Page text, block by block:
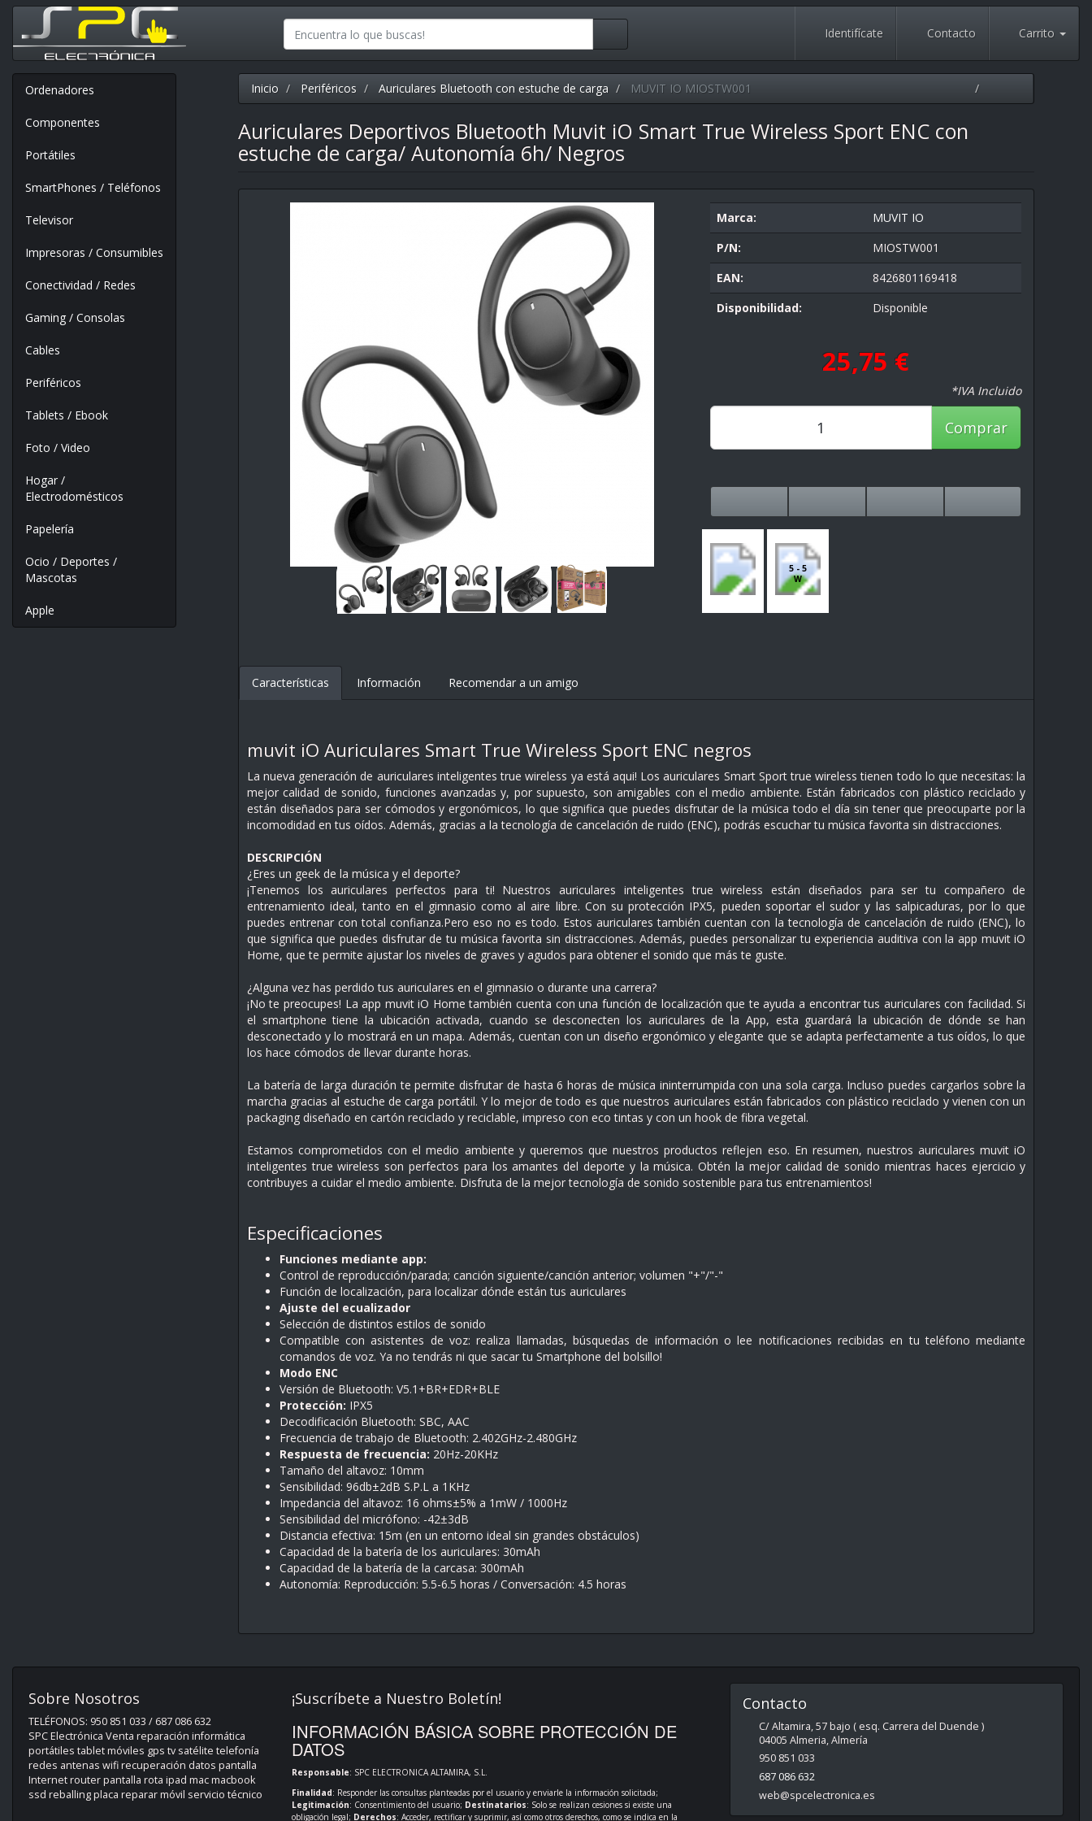
Identifícate Contacto Carrito
Ordenadores
Componentes
Portátiles
SmartPhones / Teléfonos
Televisor
Impresoras / Consumibles
Conectividad / Redes
Gaming / Consolas
Cables
Periféricos
Tablets / Ebook
Foto / Video
Hogar /
Electrodomésticos
Papelería
Ocio / Deportes /
Mascotas
Apple
Inicio Periféricos Auriculares Bluetooth con estuche de carga MUVIT IO MIOSTW001
Auriculares Deportivos Bluetooth Muvit iO Smart True Wireless Sport ENC con
estuche de carga/ Autonomía 6h/ Negros
Marca:
MUVIT IO
P/N:
MIOSTW001
EAN:
8426801169418
Disponibilidad:
Disponible
25,75 €
*IVA Incluido
Comprar
5 - 5
W
Características Información Recomendar a un amigo
muvit iO Auriculares Smart True Wireless Sport ENC negros
La nueva generación de auriculares inteligentes true wireless ya está aqui! Los auriculares Smart Sport true wireless tienen todo lo que necesitas: la
mejor calidad de sonido, funciones avanzadas y, por supuesto, son amigables con el medio ambiente. Están fabricados con plástico reciclado y
están diseñados para ser cómodos y ergonómicos, lo que significa que puedes disfrutar de la música todo el día sin tener que preocuparte por la
incomodidad en tus oídos. Además, gracias a la tecnología de cancelación de ruido (ENC), podrás escuchar tu música favorita sin distracciones.
DESCRIPCIÓN
¿Eres un geek de la música y el deporte?
¡Tenemos los auriculares perfectos para ti! Nuestros auriculares inteligentes true wireless están diseñados para ser tu compañero de
entrenamiento ideal, tanto en el gimnasio como al aire libre. Con su protección IPX5, pueden soportar el sudor y las salpicaduras, por lo que
puedes entrenar con total confianza.Pero eso no es todo. Estos auriculares también cuentan con la tecnología de cancelación de ruido (ENC), lo
que significa que puedes disfrutar de tu música favorita sin distracciones. Además, puedes personalizar tu experiencia auditiva con la app muvit iO
Home, que te permite ajustar los niveles de graves y agudos para obtener el sonido que más te guste.
¿Alguna vez has perdido tus auriculares en el gimnasio o durante una carrera?
¡No te preocupes! La app muvit iO Home también cuenta con una función de localización que te ayuda a encontrar tus auriculares con facilidad. Si
el smartphone tiene la ubicación activada, cuando se desconecten los auriculares de la App, esta guardará la ubicación de dónde se han
desconectado y lo mostrará en un mapa. Además, cuentan con un diseño ergonómico y elegante que se adapta perfectamente a tus oídos, lo que
los hace cómodos de llevar durante horas.
La batería de larga duración te permite disfrutar de hasta 6 horas de música ininterrumpida con una sola carga. Incluso puedes cargarlos sobre la
marcha gracias al estuche de carga portátil. Y lo mejor de todo es que nuestros auriculares están fabricados con plástico reciclado y vienen con un
packaging diseñado en cartón reciclado y reciclable, impreso con eco tintas y con un hook de fibra vegetal.
Estamos comprometidos con el medio ambiente y queremos que nuestros productos reflejen eso. En resumen, nuestros auriculares muvit iO
inteligentes true wireless son perfectos para los amantes del deporte y la música. Obtén la mejor calidad de sonido mientras haces ejercicio y
contribuyes a cuidar el medio ambiente. Disfruta de la mejor tecnología de sonido sostenible para tus entrenamientos!
Especificaciones
Funciones mediante app:
Control de reproducción/parada; canción siguiente/canción anterior; volumen "+"/"-"
Función de localización, para localizar dónde están tus auriculares
Ajuste del ecualizador
Selección de distintos estilos de sonido
Compatible con asistentes de voz: realiza llamadas, búsquedas de información o lee notificaciones recibidas en tu teléfono mediante
comandos de voz. Ya no tendrás ni que sacar tu Smartphone del bolsillo!
Modo ENC
Versión de Bluetooth: V5.1+BR+EDR+BLE
Protección: IPX5
Decodificación Bluetooth: SBC, AAC
Frecuencia de trabajo de Bluetooth: 2.402GHz-2.480GHz
Respuesta de frecuencia: 20Hz-20KHz
Tamaño del altavoz: 10mm
Sensibilidad: 96db±2dB S.P.L a 1KHz
Impedancia del altavoz: 16 ohms±5% a 1mW / 1000Hz
Sensibilidad del micrófono: -42±3dB
Distancia efectiva: 15m (en un entorno ideal sin grandes obstáculos)
Capacidad de la batería de los auriculares: 30mAh
Capacidad de la batería de la carcasa: 300mAh
Autonomía: Reproducción: 5.5-6.5 horas / Conversación: 4.5 horas
Sobre Nosotros
TELÉFONOS: 950 851 033 / 687 086 632
SPC Electrónica Venta reparación informática
portátiles tablet móviles gps tv satélite telefonía
redes antenas wifi recuperación datos pantalla
Internet router pantalla rota ipad mac macbook
ssd reballing placa reparar móvil servicio técnico
¡Suscríbete a Nuestro Boletín!
INFORMACIÓN BÁSICA SOBRE PROTECCIÓN DE
DATOS
Responsable: SPC ELECTRONICA ALTAMIRA, S.L.
Finalidad: Responder las consultas planteadas por el usuario y enviarle la información solicitada;
Legitimación: Consentimiento del usuario; Destinatarios: Solo se realizan cesiones si existe una
obligación legal; Derechos: Acceder, rectificar y suprimir, así como otros derechos, como se indica en la
Contacto
C/ Altamira, 57 bajo ( esq. Carrera del Duende )
04005 Almeria,Almería
950 851 033
687 086 632
web@spcelectronica.es